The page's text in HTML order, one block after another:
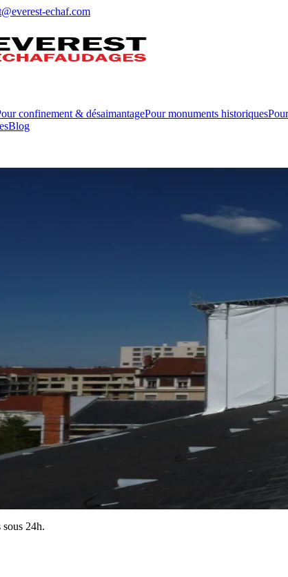
echaf.com
confinement & désaimantagePour monuments historiques
Blog
du Téléthon et du Lion's Club de
du Lion's Club de Villefranche sur Saône, EVEREST
a permis de sensibiliser le public à la cause du Téléthon et de
EST À NOS CLIENTS
24h.